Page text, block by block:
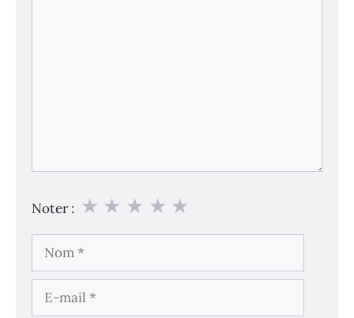
Noter : ★
★
★
★
★
Nom
E-
mail